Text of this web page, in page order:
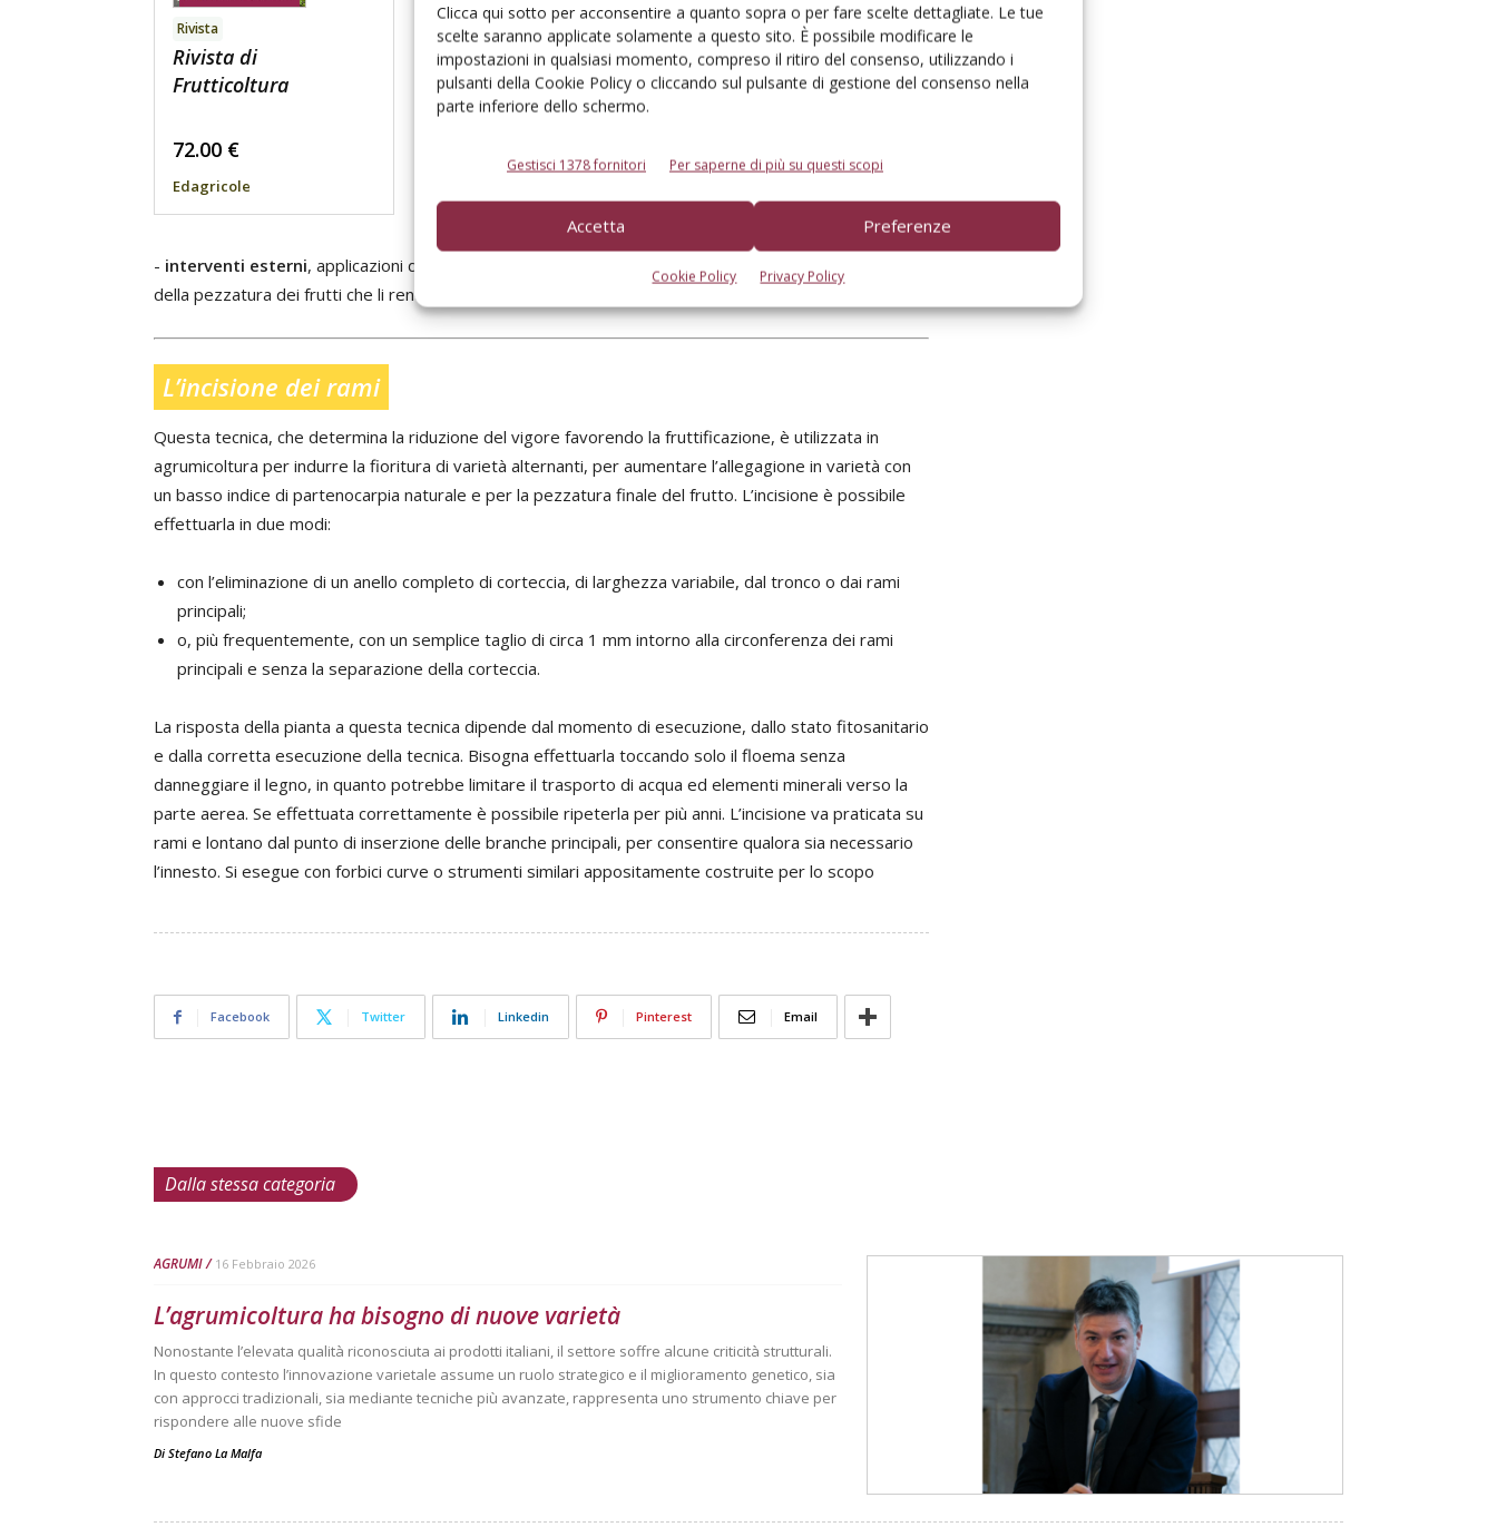
Clicca qui sotto per acconsentire a quanto sopra o per fare scelte dettagliate. Le tue
scelte saranno applicate solamente a questo sito. È possibile modificare le
impostazioni in qualsiasi momento, compreso il ritiro del consenso, utilizzando i
pulsanti della Cookie Policy o cliccando sul pulsante di gestione del consenso nella
parte inferiore dello schermo.
Gestisci 1378 fornitori Per saperne di più su questi scopi
Accetta Preferenze
Cookie Policy Privacy Policy
Rivista
Rivista di
Frutticoltura
72.00 €
Edagricole
Libro
Citrus
Libro
La difesa delle piante
da frutto
- interventi esterni, applicazioni di nitrato potassico in post allegagione favoriscono un aumento
della pezzatura dei frutti che li rende meno sensibili alla cascola.
L’incisione dei rami
Questa tecnica, che determina la riduzione del vigore favorendo la fruttificazione, è utilizzata in
agrumicoltura per indurre la fioritura di varietà alternanti, per aumentare l’allegagione in varietà con
un basso indice di partenocarpia naturale e per la pezzatura finale del frutto. L’incisione è possibile
effettuarla in due modi:
con l’eliminazione di un anello completo di corteccia, di larghezza variabile, dal tronco o dai rami
principali;
o, più frequentemente, con un semplice taglio di circa 1 mm intorno alla circonferenza dei rami
principali e senza la separazione della corteccia.
La risposta della pianta a questa tecnica dipende dal momento di esecuzione, dallo stato fitosanitario
e dalla corretta esecuzione della tecnica. Bisogna effettuarla toccando solo il floema senza
danneggiare il legno, in quanto potrebbe limitare il trasporto di acqua ed elementi minerali verso la
parte aerea. Se effettuata correttamente è possibile ripeterla per più anni. L’incisione va praticata su
rami e lontano dal punto di inserzione delle branche principali, per consentire qualora sia necessario
l’innesto. Si esegue con forbici curve o strumenti similari appositamente costruite per lo scopo
Facebook Twitter Linkedin Pinterest Email
Dalla stessa categoria
AGRUMI 16 Febbraio 2026
L’agrumicoltura ha bisogno di nuove varietà
Nonostante l’elevata qualità riconosciuta ai prodotti italiani, il settore soffre alcune criticità strutturali.
In questo contesto l’innovazione varietale assume un ruolo strategico e il miglioramento genetico, sia
con approcci tradizionali, sia mediante tecniche più avanzate, rappresenta uno strumento chiave per
rispondere alle nuove sfide
Di Stefano La Malfa